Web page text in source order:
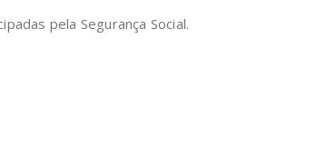
pela Segurança Social.